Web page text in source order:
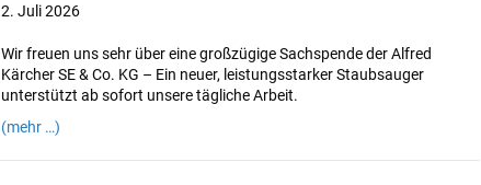
2. Juli 2026
Wir freuen uns sehr über eine großzügige Sachspende der Alfred
Kärcher SE & Co. KG – Ein neuer, leistungsstarker Staubsauger
unterstützt ab sofort unsere tägliche Arbeit.
(mehr …)